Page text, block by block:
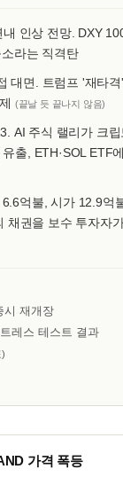
인상 전망. DXY
라는 직격탄
대면. 트럼프 '재타격
(끝날 듯 끝나지 않음)
AI 주식 랠리가 크립
출, ETH·SOL ETF
억불, 시가 12.9억
채권을 보수 투자자
재개장
레스 테스트 결과
가격 폭등